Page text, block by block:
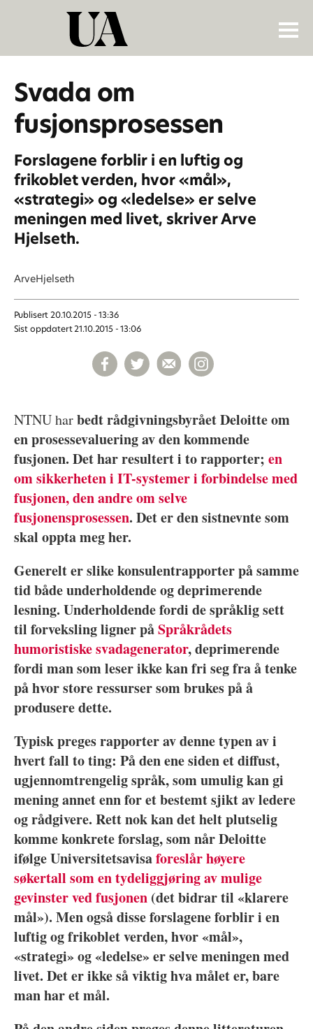
Svada om
fusjonsprosessen
Forslagene forblir i en luftig og
frikoblet verden, hvor «mål»,
«strategi» og «ledelse» er selve
meningen med livet, skriver Arve
Hjelseth.
ArveHjelseth
Publisert 20.10.2015 - 13:36
Sist oppdatert 21.10.2015 - 13:06
NTNU harbedt rådgivningsbyrået Deloitte om
en prosessevaluering av den kommende
fusjonen. Det har resultert i to rapporter; en
om sikkerheten i IT-systemer i forbindelse med
fusjonen, den andre om selve
fusjonensprosessen. Det er den sistnevnte som
skal oppta meg her.
Generelt er slike konsulentrapporter på samme
tid både underholdende og deprimerende
lesning. Underholdende fordi de språklig sett
til forveksling ligner påSpråkrådets
humoristiske svadagenerator, deprimerende
fordi man som leser ikke kan fri seg fra å tenke
på hvor store ressurser som brukes på å
produsere dette.
Typisk preges rapporter av denne typen av i
hvert fall to ting: På den ene siden et diffust,
ugjennomtrengelig språk, som umulig kan gi
mening annet enn for et bestemt sjikt av ledere
og rådgivere. Rett nok kan det helt plutselig
komme konkrete forslag, som når Deloitte
ifølge Universitetsavisaforeslår høyere
søkertall som en tydeliggjøring av mulige
gevinster ved fusjonen(det bidrar til «klarere
mål»). Men også disse forslagene forblir i en
luftig og frikoblet verden, hvor «mål»,
«strategi» og «ledelse» er selve meningen med
livet. Det er ikke så viktig hva målet er, bare
man har et mål.